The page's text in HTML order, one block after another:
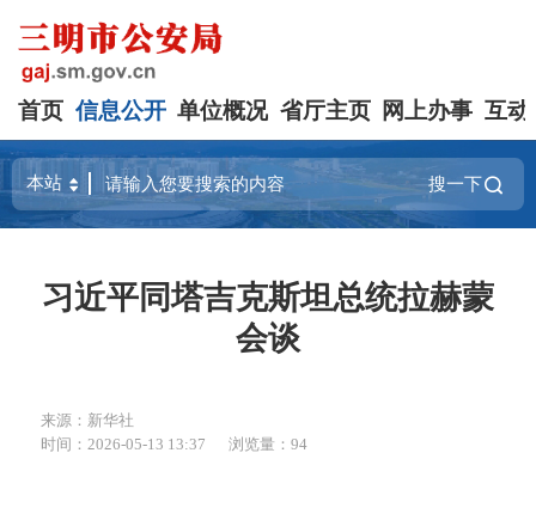
首页 信息公开 单位概况 省厅主页 网上办事 互动
搜一下
习近平同塔吉克斯坦总统拉赫蒙
会谈
来源：新华社
时间：2026-05-13 13:37
浏览量：94